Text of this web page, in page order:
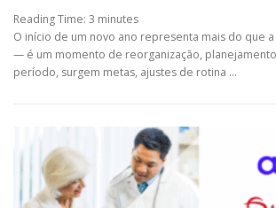
Reading Time: 3 minutes
O início de um novo ano representa mais do que
— é um momento de reorganização,
período, surgem metas, ajustes de rotina …